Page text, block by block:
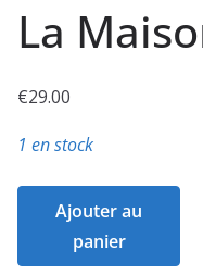
La
€29.00
1 en stock
quantité
La
Ajouter au
panier